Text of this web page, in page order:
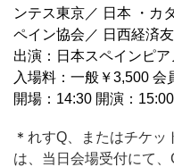
ンテス東京／ 日本 ・カ
ペイン協会／ 日西経済
出演：日本スペインピ
入場料：一般￥3,500 会
開場：14:30 開演：
＊ れすQ、またはチケッ
は、当日会場受付にて